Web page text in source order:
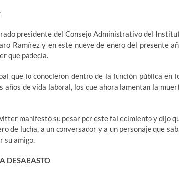
presidente del Consejo Administrativo del
Ramírez y en este nueve de enero del presente
que padecía.
que lo conocieron dentro de la función pública en
de vida laboral, los que ahora lamentan la
manifestó su pesar por este fallecimiento y dijo
de lucha, a un conversador y a un personaje que
su amigo.
DESABASTO